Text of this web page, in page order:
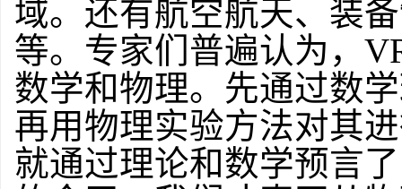
域。还有航空航天、装
等。专家们普遍认为，
数学和物理。先通过数
再用物理实验方法对其
就通过理论和数学预言